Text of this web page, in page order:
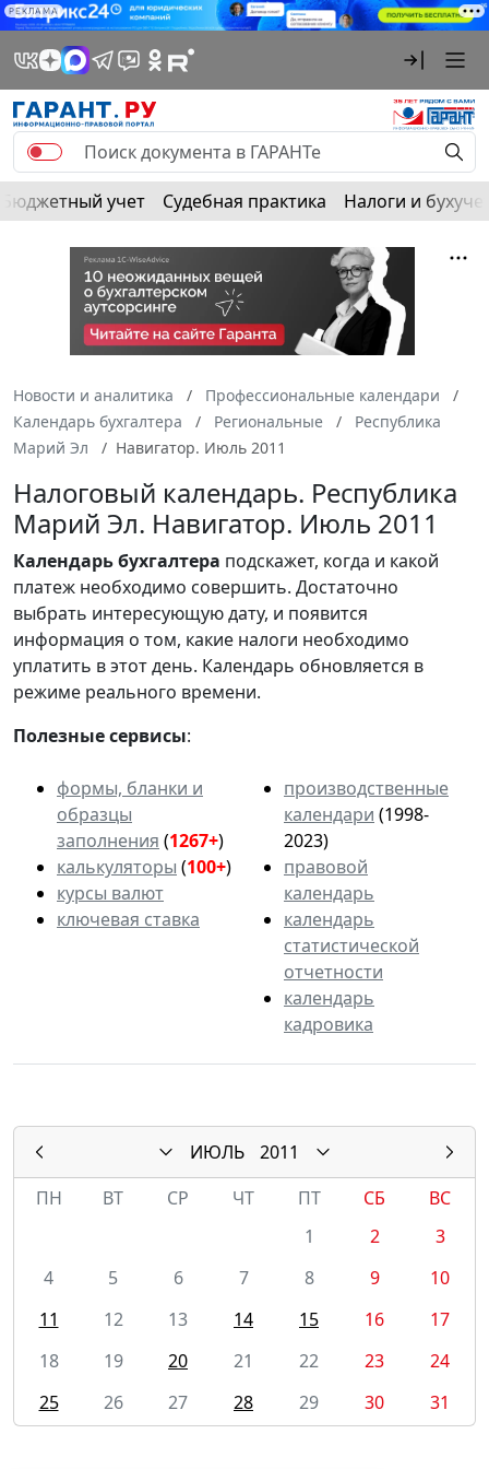
РЕКЛАМА
Бюджетный учет Судебная практика Налоги и
Новости и аналитика
Профессиональные календари
Календарь бухгалтера
Региональные
Республика
Марий Эл
Навигатор. Июль 2011
Налоговый календарь. Республика
Марий Эл. Навигатор. Июль 2011
Календарьбухгалтера подскажет, когда и какой
платеж необходимо совершить. Достаточно
выбрать интересующую дату, и появится
информация о том, какие налоги необходимо
уплатить в этот день. Календарь обновляется в
режиме реального времени.
Полезные сервисы:
формы, бланки и
образцы
заполнения (1267+)
калькуляторы (100+)
курсы валют
ключевая ставка
производственные
календари (1998-
2023)
правовой
календарь
календарь
статистической
отчетности
календарь
кадровика
ИЮЛЬ
2011
ПН
ВТ СР ЧТ ПТ СБ
ВС
1
2
3
4
5 6 7 8 9
10
11
12 13 14 15 16
17
18
19 20 21 22 23
24
25
26 27 28 29 30 31